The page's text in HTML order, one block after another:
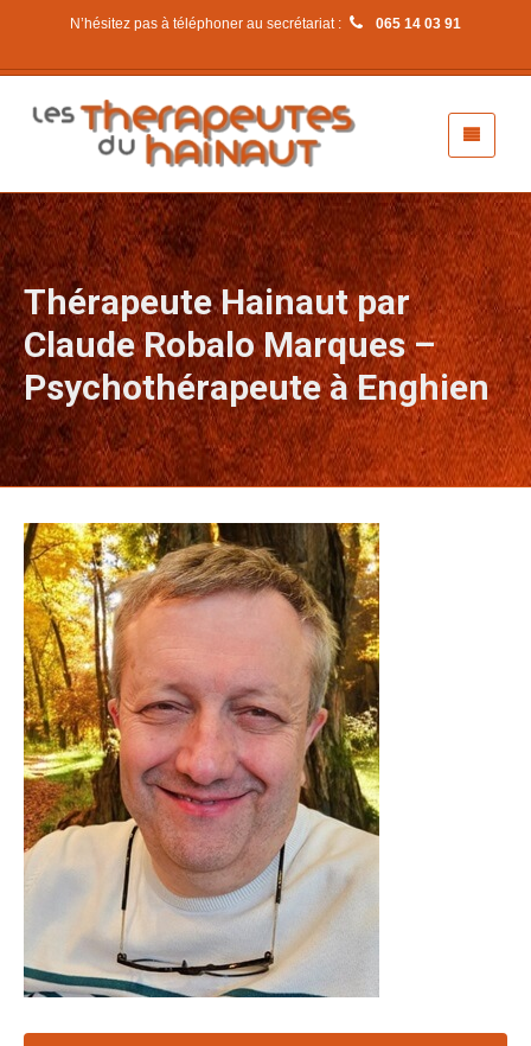
N’hésitez pas à téléphoner au secrétariat : 065 14 03 91
Thérapeute Hainaut par
Claude Robalo Marques –
Psychothérapeute à Enghien